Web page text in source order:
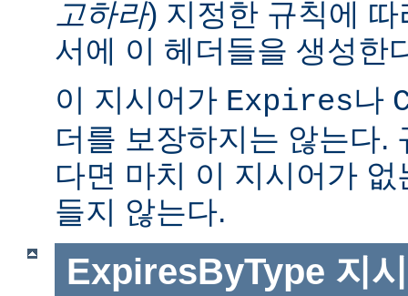
고하라) 지정한 규칙에
서에 이 헤더들을 생성한
이 지시어가 Expires나
더를 보장하지는 않는다.
다면 마치 이 지시어가
들지 않는다.
ExpiresByType 지